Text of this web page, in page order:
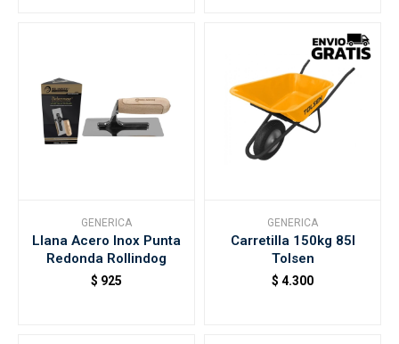
GENERICA
Llana Acero Inox Punta
Redonda Rollindog
$ 925
GENERICA
Carretilla 150kg 85l
Tolsen
$ 4.300